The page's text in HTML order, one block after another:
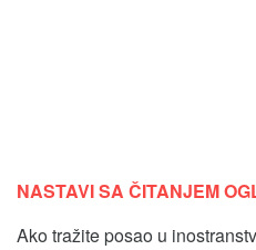
NASTAVI SA ČITANJEM
Ako tražite posao u